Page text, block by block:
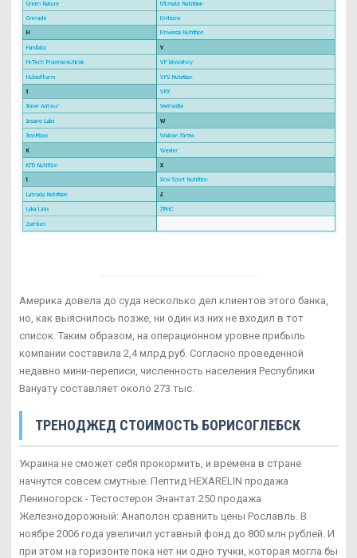
Америка довела до суда несколько дел клиентов этого банка,
но, как выяснилось позже, ни один из них не входил в тот
список. Таким образом, на операционном уровне прибыль
компании составила 2,4 млрд руб. Согласно проведенной
недавно мини-переписи, численность населения Республики
Вануату составляет около 273 тыс.
ТРЕНОДЖЕД СТОИМОСТЬ БОРИСОГЛЕБСК
Украина не сможет себя прокормить, и времена в стране
начнутся совсем смутные. Пептид HEXARELIN продажа
Лениногорск - Тестостерон Энантат 250 продажа
Железнодорожный: Анаполон сравнить цены Рославль. В
ноябре 2006 года увеличил уставный фонд до 800 млн рублей. И
при этом на горизонте пока нет ни одно тучки, которая могла бы